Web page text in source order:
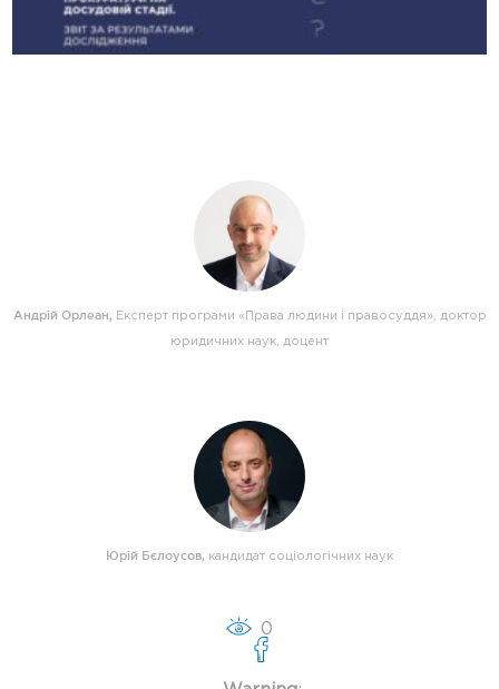
Андрій Орлеан, Експерт програми «Права людини і правосуддя», доктор
юридичних наук, доцент
Юрій Бєлоусов, кандидат соціологічних наук
0